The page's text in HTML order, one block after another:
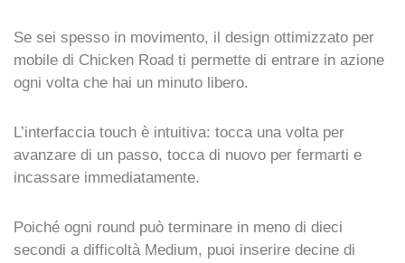
Se sei spesso in movimento, il design ottimizzato per
mobile di Chicken Road ti permette di entrare in azione
ogni volta che hai un minuto libero.
L’interfaccia touch è intuitiva: tocca una volta per
avanzare di un passo, tocca di nuovo per fermarti e
incassare immediatamente.
Poiché ogni round può terminare in meno di dieci
secondi a difficoltà Medium, puoi inserire decine di